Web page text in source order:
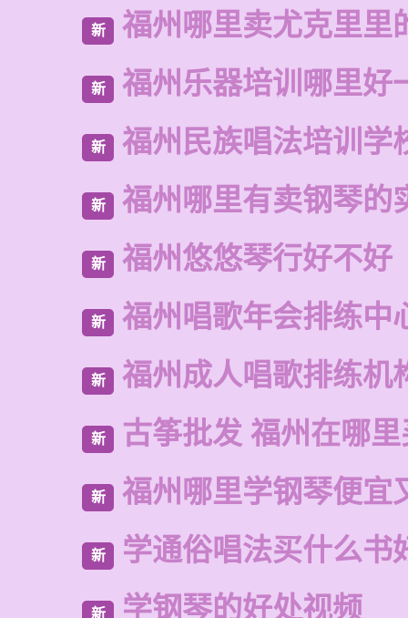
新 福州哪里卖尤克里里
新 福州乐器培训哪里好
新 福州民族唱法培训学
新 福州哪里有卖钢琴的
新 福州悠悠琴行好不好
新 福州唱歌年会排练中
新 福州成人唱歌排练机
新 古筝批发 福州在哪
新 福州哪里学钢琴便宜
新 学通俗唱法买什么书
新 学钢琴的好处视频